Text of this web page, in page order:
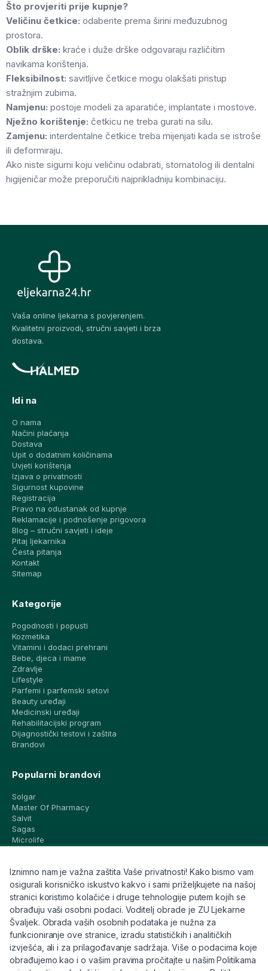
Što provjeriti prije kupnje?
Veličinu četkice: odaberite prema širini međuzubnog
prostora.
Oblik drške: kraće i duže drške odgovaraju različitim
navikama korištenja.
Fleksibilnost: savitljive četkice mogu olakšati pristup
stražnjim zubima.
Namjenu: postoje modeli za aparatiće, implantate i mostove.
Nježno korištenje: četkicu ne treba gurati na silu.
Zamjenu: interdentalne četkice treba mijenjati kada se istroše
ili deformiraju.
Ako niste sigurni koju veličinu odabrati, stomatolog ili dentalni
higijeničar može preporučiti najprikladniju kombinaciju.
Vaša online ljekarna s povjerenjem.
Kvalitetni proizvodi, stručni savjeti i brza
dostava.
Idi na
O nama
Načini plaćanja
Dostava
Upit o dodatnim količinama
Uvjeti korištenja
Izjava o privatnosti
Sigurnost kupovine
Registracija
Pravo na odustanak od kupnje
Reklamacije i podnošenje prigovora
Blog – stručni savjeti i ideje
Pitaj ljekarnika
Česta pitanja
Kontakt
Sitemap
Kategorije
Pogodnosti i popusti
Kozmetika
Vitamini i dodaci prehrani
Bebe, djeca i mame
Zdravlje
Lifestyle
Parfemi i parfemski setovi
Beauty uređaji
Medicinski uređaji
Rehabilitacijski program
Dijagnostički testovi i zaštita
Brandovi
Popularni brandovi
Solgar
Master Of Pharmacy
Salvit
Sagas
Microlife
CeraVe
Eucerin
Avene
Bioderma
Svi brandovi
Info
Trebate pomoć ili imate pitanja?
Iznimno nam je važna zaštita Vaše privatnosti! Kako bismo vam
osigurali korisničko iskustvo kakvo i sami priželjkujete na našoj
stranici koristimo kolačiće i druge tehnologije putem kojih se
obrađuju vaši osobni podaci. Voditelj obrade je ZU Ljekarne
Švaljek. Obrada vaših osobnih podataka je nužna za
funkcioniranje ove stranice, izradu statističkih i analitičkih
izvješća, ali i za prilagođavanje sadržaja. Više o podacima koje
obrađujemo kao i o vašim pravima pročitajte u našim Politikama